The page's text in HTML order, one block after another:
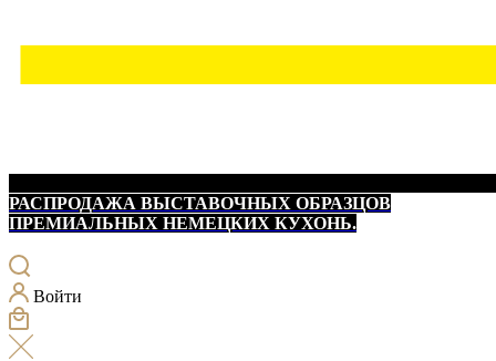
РАСПРОДАЖА ВЫСТАВОЧНЫХ ОБРАЗЦОВ
ПРЕМИАЛЬНЫХ НЕМЕЦКИХ КУХОНЬ.
Войти